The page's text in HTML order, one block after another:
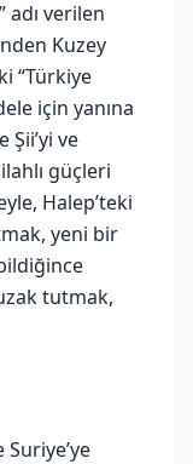
adı verilen
Kuzey
“Türkiye
için yanına
ve
güçleri
Halep’teki
yeni bir
tutmak,